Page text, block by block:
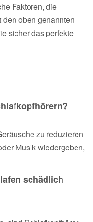
Faktoren, die
oben genannten
sicher das perfekte
zu reduzieren
Musik wiedergeben,
schädlich